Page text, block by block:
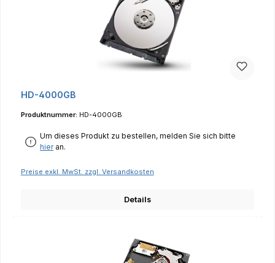
HD-4000GB
Produktnummer: HD-4000GB
Um dieses Produkt zu bestellen, melden Sie sich bitte
hieran.
Preise exkl. MwSt. zzgl. Versandkosten
Details